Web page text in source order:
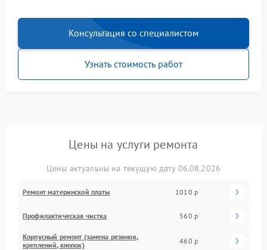
Консультация со специалистом
Узнать стоимость работ
Цены на услуги ремонта
Цены актуальны на текущую дату 06.08.2026
Ремонт материнской платы 1010 р
Профилактическая чистка 560 р
Корпусный ремонт (замена резинок,
креплений, кнопок)
460 р